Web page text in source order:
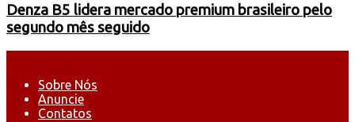
Denza B5 lidera mercado premium brasileiro pelo
segundo mês seguido
Sobre Nós
Anuncie
Contatos